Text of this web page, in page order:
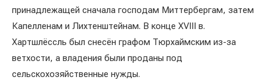
принадлежащей сначала господам Миттербергам, затем
Капелленам и Лихтенштейнам. В конце XVIII в.
Хартшлёссль был снесён графом Тюрхаймским из-за
ветхости, а владения были проданы под
сельскохозяйственные нужды.